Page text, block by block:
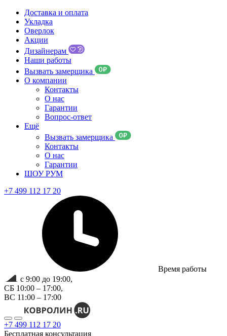
Доставка и оплата
Укладка
Оверлок
Акции
Дизайнерам
Наши работы
Вызвать замерщика
О компании
Контакты
О нас
Гарантии
Вопрос-ответ
Ещё
Вызвать замерщика
Контакты
О нас
Гарантии
ШОУ РУМ
+7 499 112 17 20
Время работы
с 9:00 до 19:00,
СБ 10:00 – 17:00,
ВС 11:00 – 17:00
+7 499 112 17 20
Бесплатная консультация